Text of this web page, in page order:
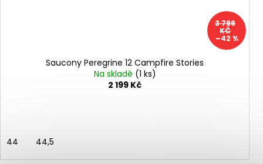
3 799
KČ
–42 %
Saucony Peregrine 12 Campfire Stories
Na skladě (1 ks)
2 199 Kč
44 44,5